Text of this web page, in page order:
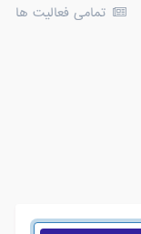
تمامی فعالیت ها